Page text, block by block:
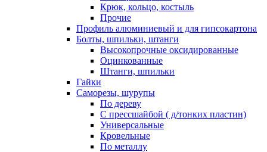
Крюк, кольцо, костыль
Прочие
Профиль алюминиевый и для гипсокартона
Болты, шпильки, штанги
Высокопрочные оксидированные
Оцинкованные
Штанги, шпильки
Гайки
Саморезы, шурупы
По дереву
С прессшайбой ( д/тонких пластин)
Универсальные
Кровельные
По металлу